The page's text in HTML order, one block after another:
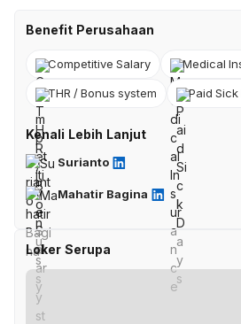
Benefit Perusahaan
Competitive Salary Medical
THR / Bonus system Paid Sick
Kenali Lebih Lanjut
Surianto
Mahatir Bagina
Loker Serupa